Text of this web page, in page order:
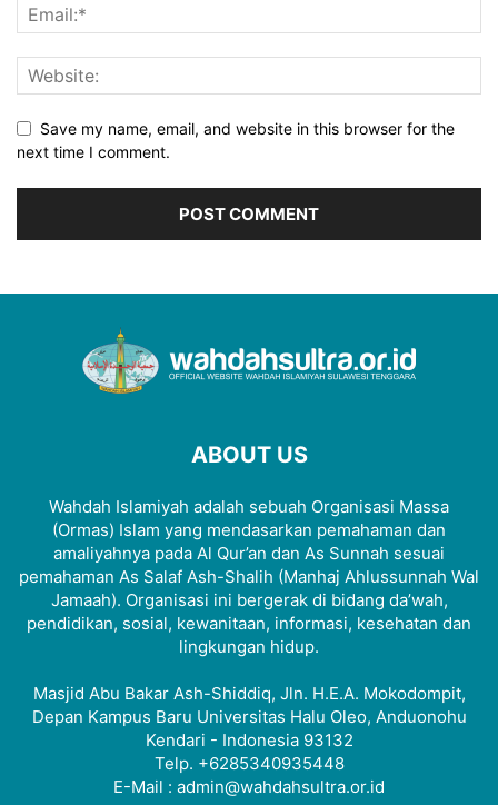
Save my name, email, and website in this browser for the
next time I comment.
ABOUT US
Wahdah Islamiyah adalah sebuah Organisasi Massa
(Ormas) Islam yang mendasarkan pemahaman dan
amaliyahnya pada Al Qur’an dan As Sunnah sesuai
pemahaman As Salaf Ash-Shalih (Manhaj Ahlussunnah Wal
Jamaah). Organisasi ini bergerak di bidang da’wah,
pendidikan, sosial, kewanitaan, informasi, kesehatan dan
lingkungan hidup.
Masjid Abu Bakar Ash-Shiddiq, Jln. H.E.A. Mokodompit,
Depan Kampus Baru Universitas Halu Oleo, Anduonohu
Kendari - Indonesia 93132
Telp. +6285340935448
E-Mail : admin@wahdahsultra.or.id